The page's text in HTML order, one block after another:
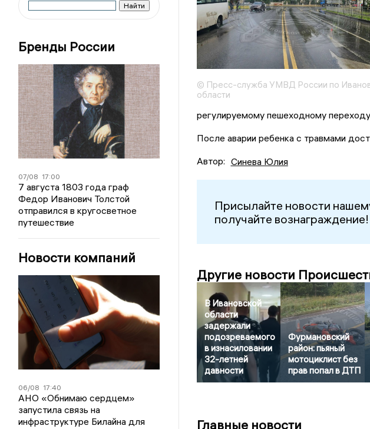
Бренды России
07/08 17:00
7 августа 1803 года граф
Федор Иванович Толстой
отправился в кругосветное
путешествие
Новости компаний
06/08 17:40
АНО «Обнимаю сердцем»
запустила связь на
инфраструктуре Билайна для
© Пресс-служба УМВД России по
области
регулируемому пешеходному
После аварии ребенка с травмами
Автор: Синева Юлия
Присылайте новости
получайте вознаграждение!
Другие новости
В Ивановской
области
задержали
подозреваемого
в изнасиловании
32-летней
давности
Фурмановский
район: пьяный
мотоциклист без
прав попал в ДТП
Главные новости